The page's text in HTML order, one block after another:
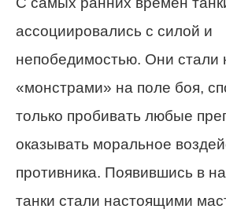
ассоциировались с силой и
непобедимостью. Они стали
«монстрами» на поле боя,
только пробивать любые
оказывать моральное
противника. Появившись в
танки стали настоящими